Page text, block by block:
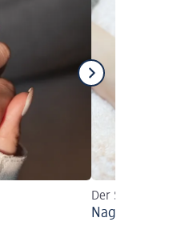
Der Schlüssel
Nagelkleber